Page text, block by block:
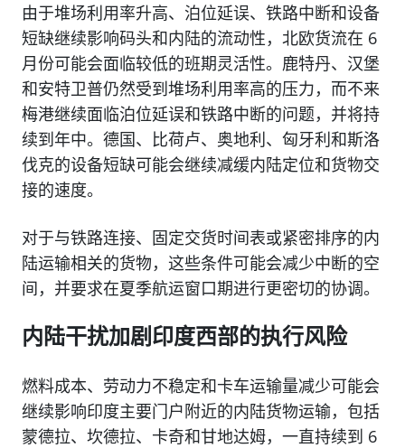
由于堆场利用率升高、泊位延误、铁路中断和设备
短缺继续影响码头和内陆的流动性，北欧货流在 6
月份可能会面临较低的班期灵活性。鹿特丹、汉堡
和安特卫普仍然受到堆场利用率高的压力，而不来
梅港继续面临泊位延误和铁路中断的问题，并将持
续到年中。德国、比荷卢、奥地利、匈牙利和斯洛
伐克的设备短缺可能会继续减缓内陆定位和货物交
接的速度。
对于与铁路连接、固定交货时间表或紧密排序的内
陆运输相关的货物，这些条件可能会减少中断的空
间，并要求在夏季航运窗口期进行更密切的协调。
内陆干扰加剧印度西部的执行风险
燃料成本、劳动力不稳定和卡车运输量减少可能会
继续影响印度主要门户附近的内陆货物运输，包括
蒙德拉、坎德拉、卡奇和甘地达姆，一直持续到 6